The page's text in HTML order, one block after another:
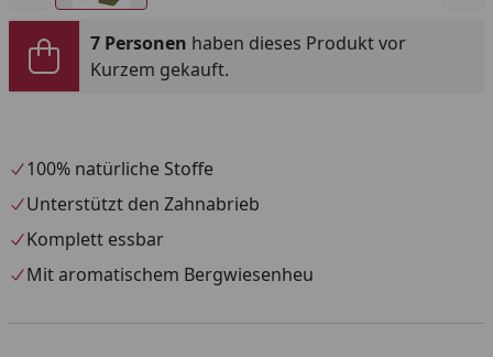
7 Personen haben dieses Produkt vor
Kurzem gekauft.
100% natürliche Stoffe
Unterstützt den Zahnabrieb
Komplett essbar
Mit aromatischem Bergwiesenheu